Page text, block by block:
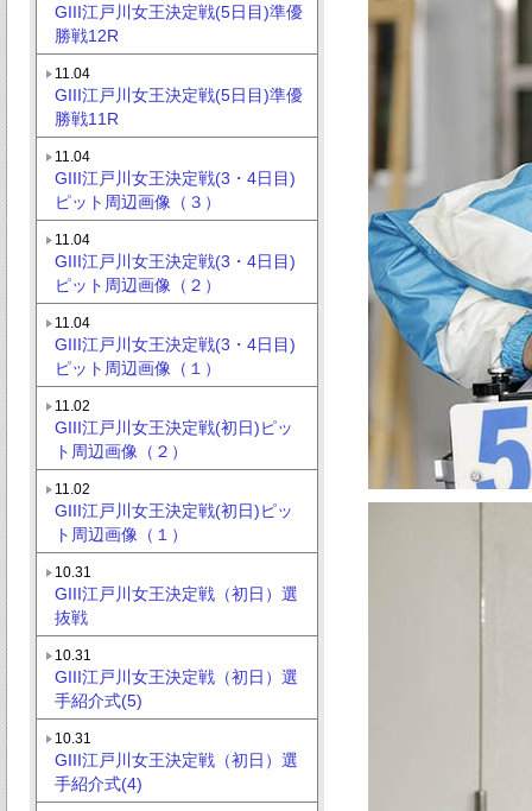
GIII江戸川女王決定戦(5日目)準優
勝戦12R
11.04
GIII江戸川女王決定戦(5日目)準優
勝戦11R
11.04
GIII江戸川女王決定戦(3・4日目)
ピット周辺画像（３）
11.04
GIII江戸川女王決定戦(3・4日目)
ピット周辺画像（２）
11.04
GIII江戸川女王決定戦(3・4日目)
ピット周辺画像（１）
11.02
GIII江戸川女王決定戦(初日)ピッ
ト周辺画像（２）
11.02
GIII江戸川女王決定戦(初日)ピッ
ト周辺画像（１）
10.31
GIII江戸川女王決定戦（初日）選
抜戦
10.31
GIII江戸川女王決定戦（初日）選
手紹介式(5)
10.31
GIII江戸川女王決定戦（初日）選
手紹介式(4)